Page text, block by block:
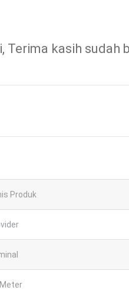
Terima kasih sudah
Produk